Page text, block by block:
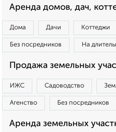
Аренда домов, дач,
Дома Дачи Коттеджи
Без посредников На
Продажа земельных
ИЖС Садоводство
Агенство Без посредников
Аренда земельных